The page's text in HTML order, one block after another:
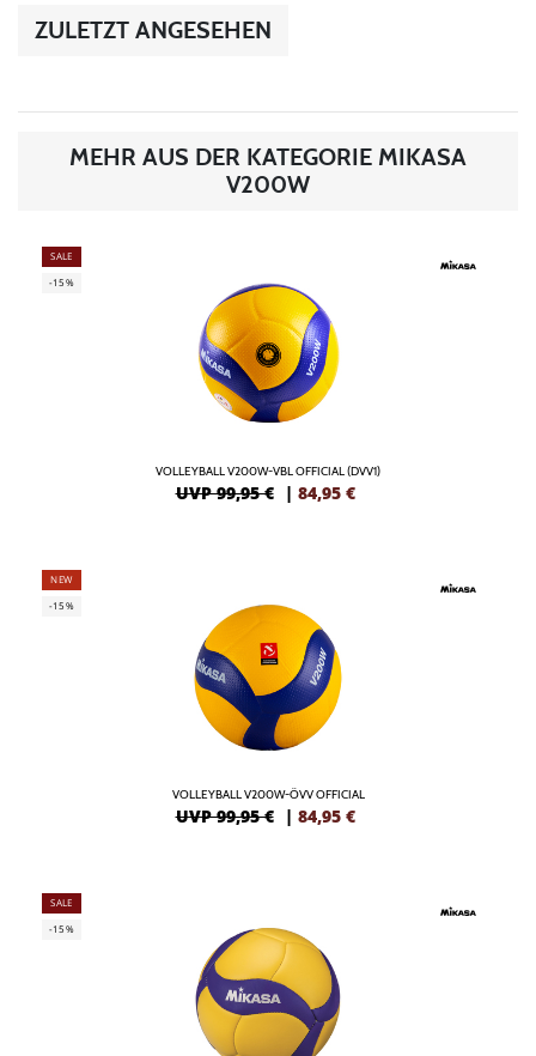
ZULETZT ANGESEHEN
MEHR AUS DER KATEGORIE MIKASA
V200W
SALE
-15%
VOLLEYBALL V200W-VBL OFFICIAL (DVV1)
UVP 99,95 € | 84,95 €
NEW
-15%
VOLLEYBALL V200W-ÖVV OFFICIAL
UVP 99,95 € | 84,95 €
SALE
-15%